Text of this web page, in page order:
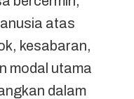
atas
kesabaran,
modal utama
dalam